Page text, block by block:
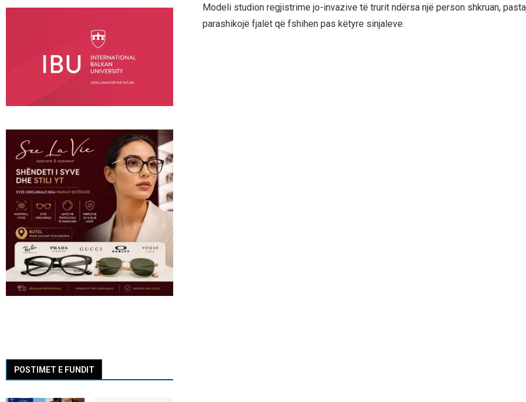
Modeli studion regjistrime jo-invazive të trurit ndërsa një person shkruan,
parashikojë fjalët që fshihen pas këtyre sinjaleve.
POSTIMET E FUNDIT